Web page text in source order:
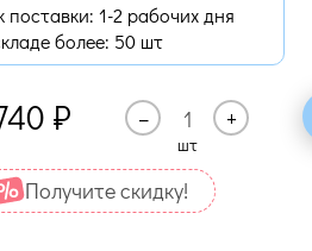
поставки: 1-2 рабочих дня
более: 50 шт
₽ –
шт
+
Получите cкидку!